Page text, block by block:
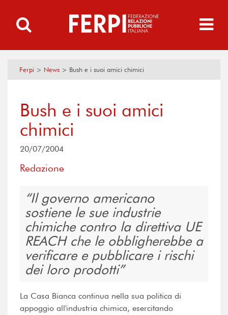
Ferpi > News > Bush e i suoi amici chimici
Bush e i suoi amici
chimici
20/07/2004
Redazione
Il governo americano
sostiene le sue industrie
chimiche contro la direttiva UE
REACH che le obbligherebbe a
verificare e pubblicare i rischi
dei loro prodotti
La Casa Bianca continua nella sua politica di
appoggio all'industria chimica, esercitando